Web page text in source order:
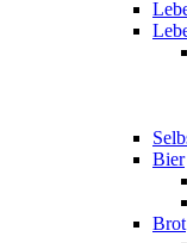
Bier
Brot